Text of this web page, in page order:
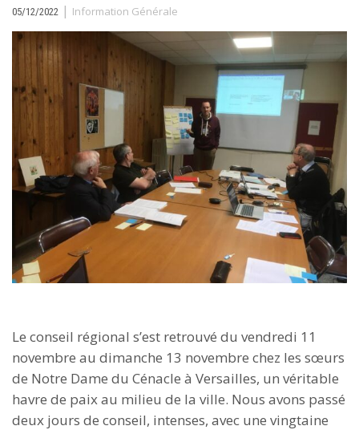
05/12/2022 | Information Générale
Le conseil régional s’est retrouvé du vendredi 11
novembre au dimanche 13 novembre chez les sœurs
de Notre Dame du Cénacle à Versailles, un véritable
havre de paix au milieu de la ville. Nous avons passé
deux jours de conseil, intenses, avec une vingtaine